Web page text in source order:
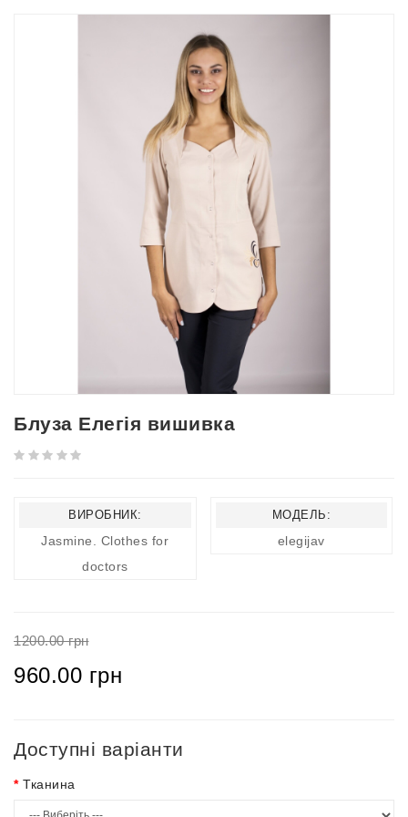
Блуза Елегія вишивка
ВИРОБНИК:
Jasmine. Clothes for
doctors
МОДЕЛЬ:
elegijav
1200.00 грн
960.00 грн
Доступні варіанти
Тканина